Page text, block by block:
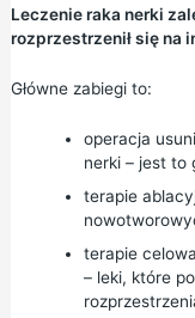
Leczenie raka nerki
rozprzestrzenił się na
Główne zabiegi to:
operacja
nerki – jest to
terapie
terapie
– leki, które